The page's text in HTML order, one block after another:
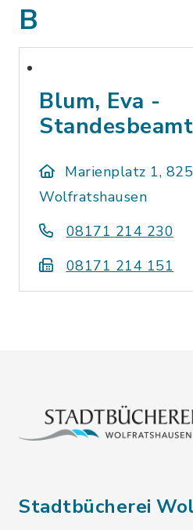
B
Blum, Eva -
Marienplatz 1,
Wolfratshausen
08171 214 230
08171 214 151
Stadtbücherei